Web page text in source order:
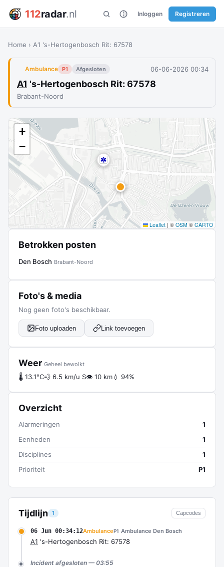
112radar.nl Inloggen Registreren
Home › A1 's-Hertogenbosch Rit: 67578
Ambulance P1 Afgesloten 06-06-2026 00:34
A1 's-Hertogenbosch Rit: 67578
Brabant-Noord
Tijdlijn 1 Capcodes
06 Jun 00:34:12AmbulanceP1 Ambulance Den Bosch
A1 's-Hertogenbosch Rit: 67578
Incident afgesloten — 03:55
+
−
Leaflet | © OSM © CARTO
Betrokken posten
Den Bosch Brabant-Noord
Foto's & media
Nog geen foto's beschikbaar.
Foto uploaden Link toevoegen
Weer Geheel bewolkt
🌡 13.1°C💨 6.5 km/u S👁 10 km💧 94%
Overzicht
Alarmeringen
1
Eenheden
1
Disciplines
1
Prioriteit
P1